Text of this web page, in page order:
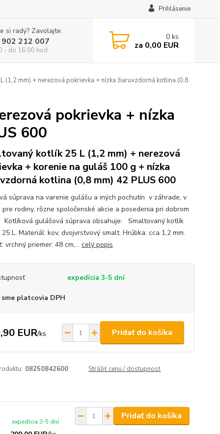
Prihlásenie
si rady? Zavolajte.
212 007
- do 16:00 hod
0 ks
za 0,00 EUR
(1,2 mm) + nerezová pokrievka + nízka žiaruvzdorná kotlina (0,8
pokrievka + nízka
600
kotlík 25 L (1,2 mm) + nerezová
+ korenie na guláš 100 g + nízka
kotlina (0,8 mm) 42 PLUS 600
súprava na varenie gulášu a iných pochutín v záhrade, v
pre rodiny, rôzne spoločenské akcie a posedenia pri dobrom
gulášová súprava obsahuje: Smaltovaný kotlík
25 L. Materiál: kov, dvojvrstvový smalt. Hrúbka: cca 1,2 mm.
vrchný priemer: 48 cm,... celý popis
expedícia 3-5 dní
sme platcovia DPH
EUR/ks Pridať do košíka
08250842600 Strážiť cenu / dostupnosť
expedícia 3-5 dní
Pridať do košíka